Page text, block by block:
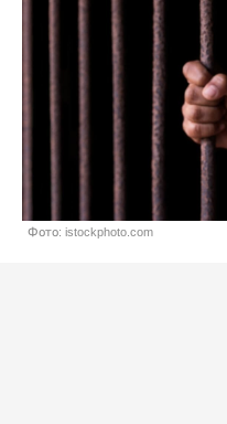
Фото: istockphoto.com